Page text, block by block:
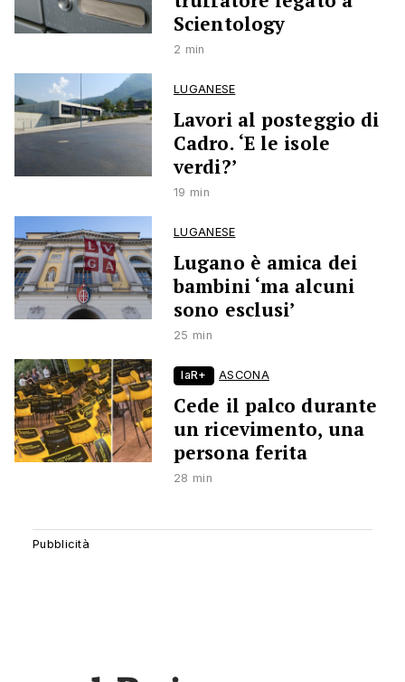
Scientology
2 min
LUGANESE
Lavori al posteggio di
Cadro. ‘E le isole
verdi?’
19 min
LUGANESE
Lugano è amica dei
bambini ‘ma alcuni
sono esclusi’
25 min
laR+ ASCONA
Cede il palco durante
un ricevimento, una
persona ferita
28 min